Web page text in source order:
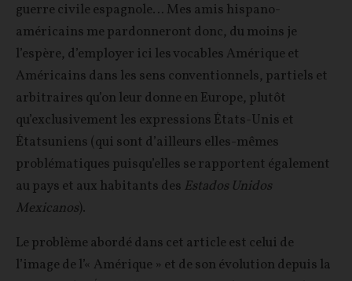
guerre civile espagnole… Mes amis hispano-
américains me pardonneront donc, du moins je
l’espère, d’employer ici les vocables Amérique et
Américains dans les sens conventionnels, partiels et
arbitraires qu’on leur donne en Europe, plutôt
qu’exclusivement les expressions États-Unis et
Étatsuniens (qui sont d’ailleurs elles-mêmes
problématiques puisqu’elles se rapportent également
au pays et aux habitants des Estados Unidos
Mexicanos).
Le problème abordé dans cet article est celui de
l’image de l’« Amérique » et de son évolution depuis la